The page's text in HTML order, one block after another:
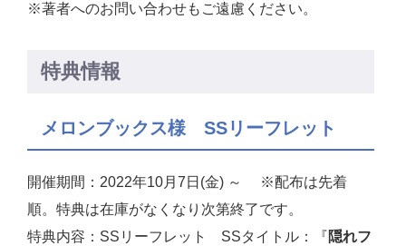
※著者へのお問い合わせもご遠慮ください。
特典情報
メロンブックス様 SSリーフレット
開催期間：2022年10月7日(金) ～ ※配布は先着
順。特典は在庫がなくなり次第終了です。
特典内容：SSリーフレット SSタイトル：『隠れフ